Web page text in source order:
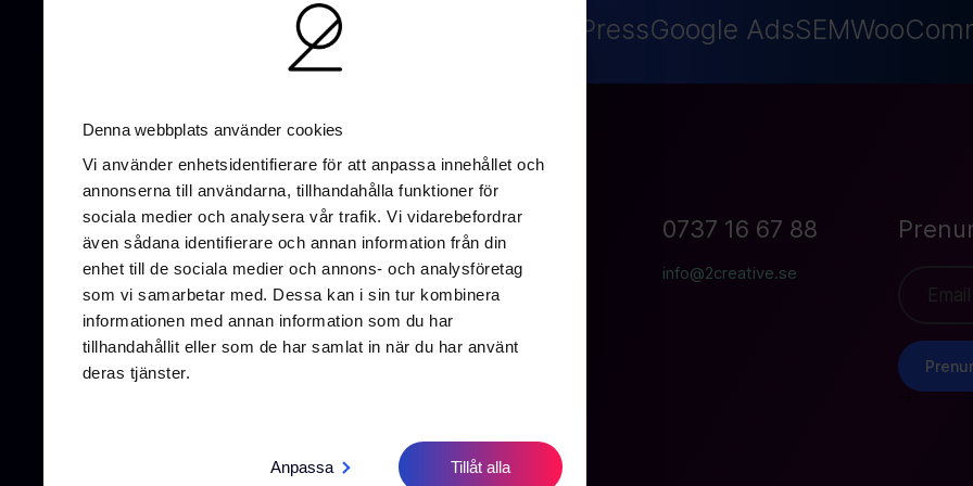
Denna webbplats använder cookies
Vi använder enhetsidentifierare för att anpassa innehållet och
annonserna till användarna, tillhandahålla funktioner för
sociala medier och analysera vår trafik. Vi vidarebefordrar
även sådana identifierare och annan information från din
enhet till de sociala medier och annons- och analysföretag
som vi samarbetar med. Dessa kan i sin tur kombinera
informationen med annan information som du har
tillhandahållit eller som de har samlat in när du har använt
deras tjänster.
Anpassa Tillåt alla
UX/UI-Design WordPressGoogle AdsSEM
Vallgatan 19B
411 16 Göteborg
0737 16 67 88
info@2creative.se